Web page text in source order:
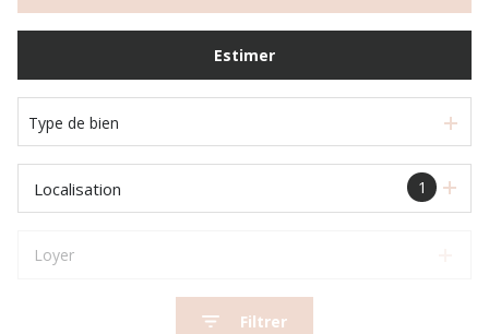
Estimer
Type de bien
1
Localisation
Loyer
Filtrer